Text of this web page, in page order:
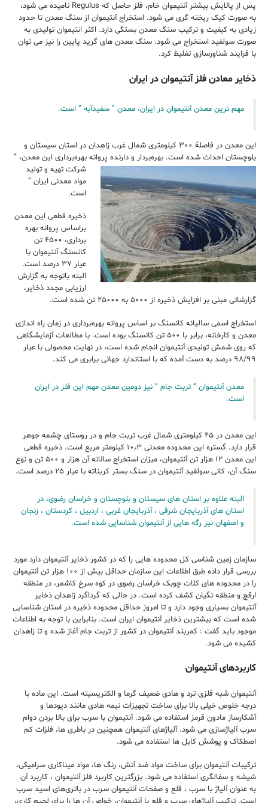
پس از پالایش بیشتر آنتیموان خام، فلز حاصل که Regulus نامیده می شود،
به صورت کیک ریخته گری می شود. استخراج آنتیموان از سنگ معدن تا حدود
زیادی به کیفیت و ترکیب سنگ معدن بستگی دارد. اکثر انتیموان تولیدی به
صورت سولفید استخراج می شود. سنگ معدن های گرید پایین را نیز می توان
با فرایند شناورسازی تغلیظ کرد.
ذخایر معادن فلز آنتیموان در ایران
مهم ترین معدن آنتیموان در ایران، معدن “ سفیدآبه ” است.
این معدن در فاصلۀ ۳۰۰ کیلومتری شمال غرب زاهدان در استان سیستان و
بلوچستان احداث شده است. بهره‌بردار و دارنده پروانه بهره‌برداری این معدن، “
شرکت تهیه و تولید
مواد معدنی ایران ”
است.
ذخیره قطعی این معدن
براساس پروانه بهره
برداری، ۴۵۰۰ تن
کانسنگ آنتیموان با
عیار ۳۷ درصد است.
البته باتوجه به گزارش
ارزیابی مجدد ذخایر،
گزارشاتی مبنی بر افزایش ذخیره از ۵۰۰۰ به ۲۵۰۰۰ تن شده است.
استخراج اسمی سالیانه کانسنگ بر اساس پروانه بهره‌برداری در زمان راه اندازی
معدن و کارخانه، برابر با ۵۰۰ تن کانسنگ بوده است. با مطالعات آزمایشگاهی
که روی شمش تولیدی آنتیموان انجام شده است، در نهایت محصولی با عیار
۹۸/۹۹ درصد به دست آمده که با استاندارد جهانی برابری می ‌کند.
معدن آنتیموان “ تربت جام ” نیز دومین معدن مهم این فلز در ایران
است.
این معدن در ۴۵ كيلومتری شمال غرب تربت جام و در روستای چشمه جوهر
قرار دارد. گستره اين محدوده معدنی ۱۰٫۳ كيلومتر مربع است. ذخيره قطعی
اين معدن ۱۲ هزار تن آنتيموان، ميزان استخراج سالانه آن هزار و ۵۰۰ تن و نوع
سنگ آن، كانی سولفيد آنتيموان در سنگ بستر كربناته با عيار ۲۵ درصد است.
البته علاوه بر استان های سیستان و بلوچستان و خراسان رضوی، در
استان هایآذربایجان شرقی ، آذربایجان غربی ، اردبیل ، کردستان ، زنجان
و اصفهان نیز رگه هایی از آنتیموان شناسایی شده است.
سازمان زمین شناسی کل محدوده هایی را که در کشور ذخایر آنتیموان دارد مورد
بررسی قرار داده طبق اطلاعات این سازمان حداقل بیش از ۱۰۰ هزار تنآنتیموان
را در محدوده های کلات چوبک خراسان رضوی در کوه سرخ کاشمر، در منطقه
ارقچ و منطقه نگیان کشف کرده است. در حالی که گرداگرد زاهدان ذخایر
آنتیموان بسیاری وجود دارد و تا امروز حداقل محدوده ذخیره در استان شناسایی
شده است که بیشترین ذخایر آنتیموان ایران است. بنابراین با توجه به اطلاعات
موجود باید گفت : کمربند آنتیموان در کشور از تربت جام آغاز شده و تا زاهدان
کشیده می شود.
کاربردهای آنتیموان
آنتیموان شبه فلزی ترد و هادی ضعیف گرما و الکتریسیته است. این ماده با
درجه خلوص خیلی بالا برای ساخت تجهیزات نیمه هادی مانند دیودها و
آشکارساز مادون قرمز استفاده می شود. آنتیموان با سرب برای بالا بردن دوام
سرب آلیاژسازی می شود. آلیاژهای آنتیموان همچنین در باطری ها، فلزات کم
اصطکاک و پوشش کابل ها استفاده می شود.
ترکیبات آنتیموان برای ساخت مواد ضد آتش، رنگ ها، مواد میناکاری سرامیکی،
شیشه و سفالگری استفاده می شود. بزرگترین کاربرد فلز آنتیموان ، کاربرد آن
به عنوان آلیاژ با سرب ، قلع و صفحات آنتیموان سرب در باتری‌های اسید‌ سرب